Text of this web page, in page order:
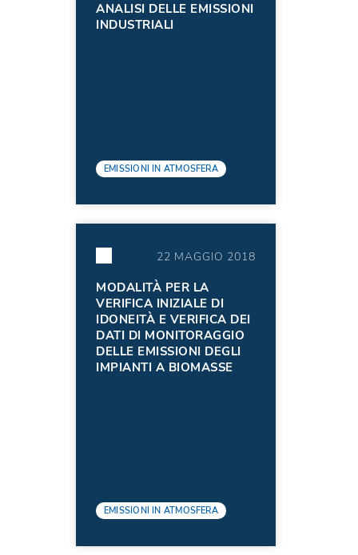
ANALISI DELLE EMISSIONI
INDUSTRIALI
EMISSIONI IN ATMOSFERA
22 MAGGIO 2018
MODALITÀ PER LA
VERIFICA INIZIALE DI
IDONEITÀ E VERIFICA DEI
DATI DI MONITORAGGIO
DELLE EMISSIONI DEGLI
IMPIANTI A BIOMASSE
EMISSIONI IN ATMOSFERA